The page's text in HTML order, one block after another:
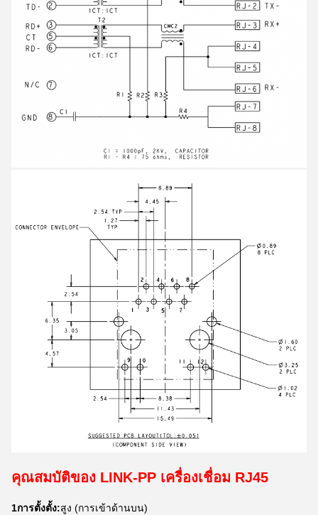
คุณสมบัติของ LINK-PP เครื่องเชื่อม RJ45
1การตั้งตั้ง:สูง (การเข้าด้านบน)